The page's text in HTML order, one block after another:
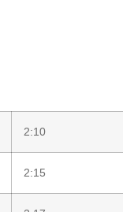
2:10
2:15